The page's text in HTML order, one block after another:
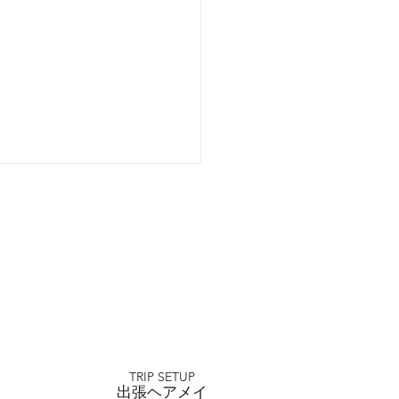
TRIP SETUP
出張ヘアメイ